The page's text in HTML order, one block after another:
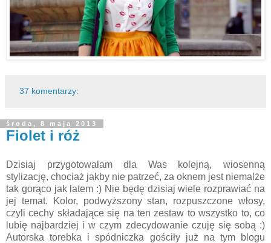
37 komentarzy:
środa, 8 maja 2013
Fiolet i róż
Dzisiaj przygotowałam dla Was kolejną, wiosenną
stylizację, chociaż jakby nie patrzeć, za oknem jest niemalże
tak gorąco jak latem :) Nie będę dzisiaj wiele rozprawiać na
jej temat. Kolor, podwyższony stan, rozpuszczone włosy,
czyli cechy składające się na ten zestaw to wszystko to, co
lubię najbardziej i w czym zdecydowanie czuję się sobą :)
Autorska torebka i spódniczka gościły już na tym blogu